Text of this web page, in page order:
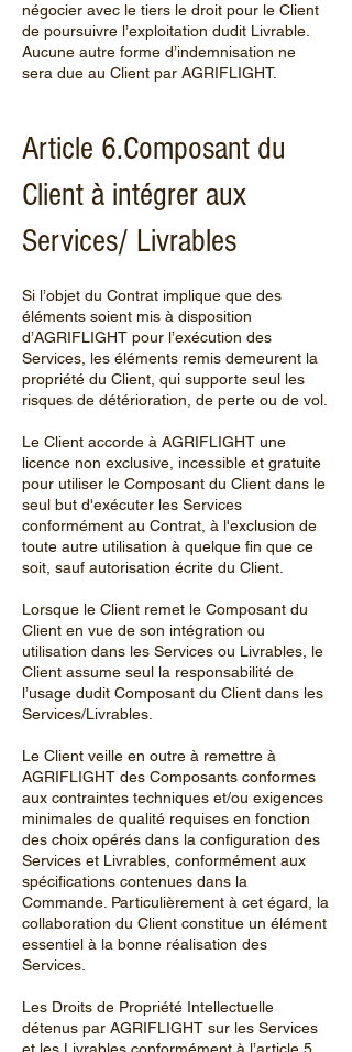
négocier avec le tiers le droit pour le Client
de poursuivre l’exploitation dudit Livrable.
Aucune autre forme d’indemnisation ne
sera due au Client par AGRIFLIGHT.
Article 6.Composant du
Client à intégrer aux
Services/ Livrables
Si l’objet du Contrat implique que des
éléments soient mis à disposition
d’AGRIFLIGHT pour l’exécution des
Services, les éléments remis demeurent la
propriété du Client, qui supporte seul les
risques de détérioration, de perte ou de vol.
Le Client accorde à AGRIFLIGHT une
licence non exclusive, incessible et gratuite
pour utiliser le Composant du Client dans le
seul but d'exécuter les Services
conformément au Contrat, à l'exclusion de
toute autre utilisation à quelque fin que ce
soit, sauf autorisation écrite du Client.
Lorsque le Client remet le Composant du
Client en vue de son intégration ou
utilisation dans les Services ou Livrables, le
Client assume seul la responsabilité de
l’usage dudit Composant du Client dans les
Services/Livrables.
Le Client veille en outre à remettre à
AGRIFLIGHT des Composants conformes
aux contraintes techniques et/ou exigences
minimales de qualité requises en fonction
des choix opérés dans la configuration des
Services et Livrables, conformément aux
spécifications contenues dans la
Commande. Particulièrement à cet égard, la
collaboration du Client constitue un élément
essentiel à la bonne réalisation des
Services.
Les Droits de Propriété Intellectuelle
détenus par AGRIFLIGHT sur les Services